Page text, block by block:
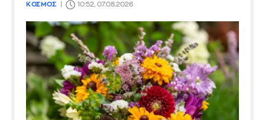
ΚΟΣΜΟΣ 10:52, 07.08.2026